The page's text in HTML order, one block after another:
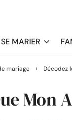
SE MARIER
mariage › Décodez
Mon